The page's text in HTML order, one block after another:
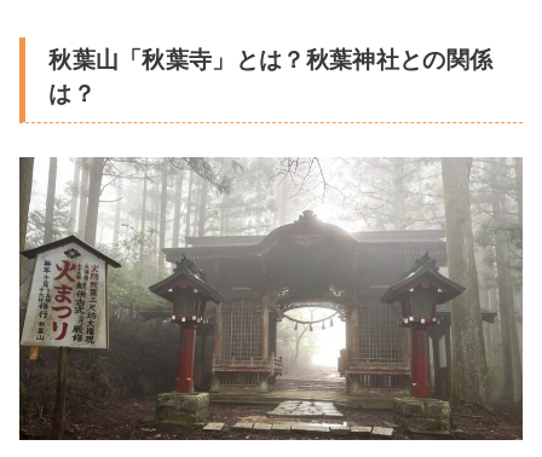
秋葉山「秋葉寺」とは？秋葉神社との関係
は？